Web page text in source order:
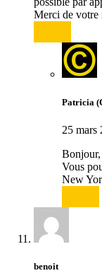
Merci de votre
Patricia
25 mars
Bonjour,
Vous
New
benoit